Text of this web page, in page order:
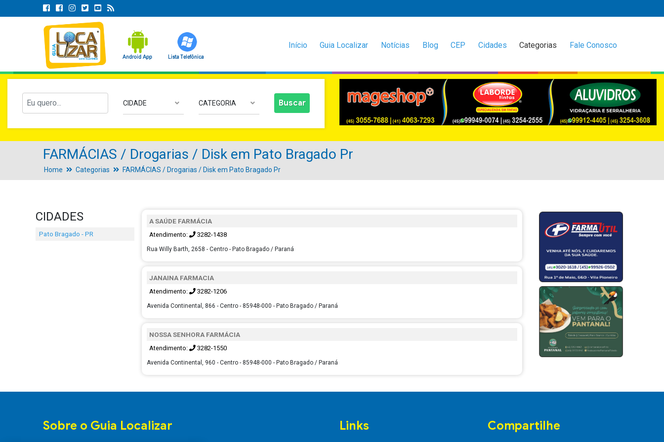
Início Guia Localizar Notícias Blog CEP Cidades Categorias Fale Conosco
CIDADE CATEGORIA
FARMÁCIAS / Drogarias / Disk em Pato Bragado Pr
Home Categorias FARMÁCIAS / Drogarias / Disk em Pato Bragado Pr
CIDADES
Pato Bragado - PR
A SAÚDE FARMÁCIA
Atendimento: 3282-1438
Rua Willy Barth, 2658 - Centro - Pato Bragado / Paraná
JANAINA FARMACIA
Atendimento: 3282-1206
Avenida Continental, 866 - Centro - 85948-000 - Pato Bragado / Paraná
NOSSA SENHORA FARMÁCIA
Atendimento: 3282-1550
Avenida Continental, 960 - Centro - 85948-000 - Pato Bragado / Paraná
Sobre o Guia Localizar Links Compartilhe